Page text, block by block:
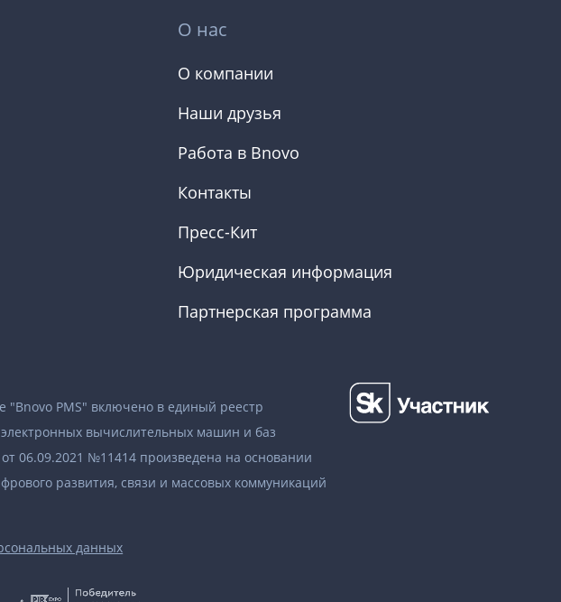
О нас
О компании
Наши друзья
Работа в Bnovo
Контакты
Пресс-Кит
Юридическая информация
Партнерская программа
"Bnovo PMS" включено в единый реестр
вычислительных машин и баз
06.09.2021 №11414 произведена на основании
развития, связи и массовых коммуникаций
данных